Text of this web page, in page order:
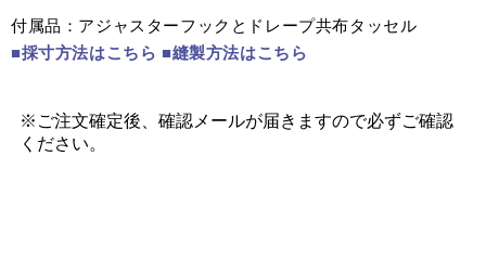
付属品：アジャスターフックとドレープ共布タッセル
■採寸方法はこちら ■縫製方法はこちら